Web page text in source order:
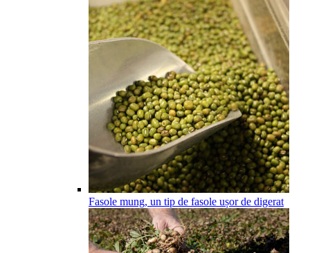
Fasole mung, un tip de fasole ușor de digerat